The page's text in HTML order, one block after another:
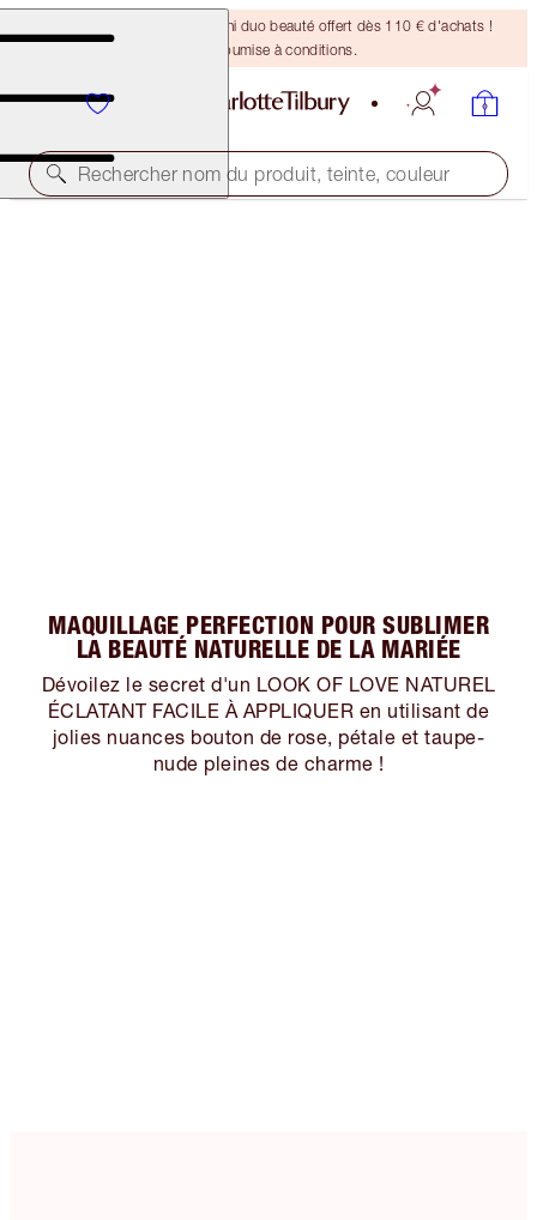
DERNIÈRE CHANCE ! Un mini duo beauté offert dès 110 € d'achats !
Offre soumise à conditions.
Rechercher nom du produit, teinte, couleur
MAQUILLAGE PERFECTION POUR SUBLIMER
LA BEAUTÉ NATURELLE DE LA MARIÉE
Dévoilez le secret d'un LOOK OF LOVE NATUREL
ÉCLATANT FACILE À APPLIQUER en utilisant de
jolies nuances bouton de rose, pétale et taupe-
nude pleines de charme !